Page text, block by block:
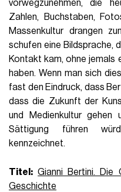
vorwegzunehmen, die
Zahlen, Buchstaben,
Massenkultur drangen
schufen eine Bildsprache,
Kontakt kam, ohne jemals
haben. Wenn man sich
fast den Eindruck, dass
dass die Zukunft der
und Medienkultur gehen
Sättigung führen
kennzeichnet.
Titel: Gianni Bertini. Die
Geschichte